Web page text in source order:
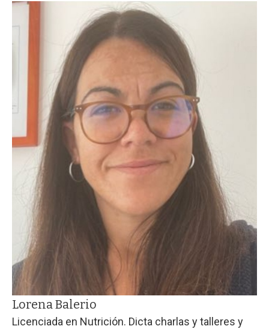
Lorena Balerio
Licenciada en Nutrición. Dicta charlas y talleres y